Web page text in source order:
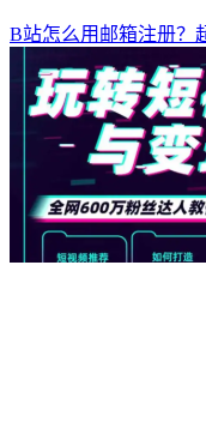
B站怎么用邮箱注册？